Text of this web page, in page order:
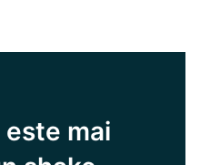
mai